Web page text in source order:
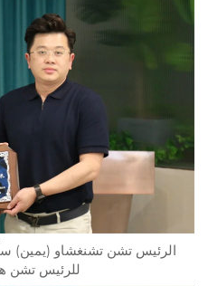
الرئيس تشن تشنغشاو (يمين)
للرئيس تشن